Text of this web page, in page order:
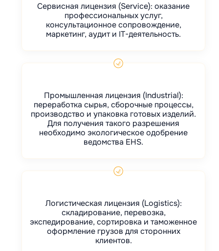
Сервисная лицензия (Service): оказание
профессиональных услуг,
консультационное сопровождение,
маркетинг, аудит и IT-деятельность.
Промышленная лицензия (Industrial):
переработка сырья, сборочные процессы,
производство и упаковка готовых изделий.
Для получения такого разрешения
необходимо экологическое одобрение
ведомства EHS.
Логистическая лицензия (Logistics):
складирование, перевозка,
экспедирование, сортировка и таможенное
оформление грузов для сторонних
клиентов.